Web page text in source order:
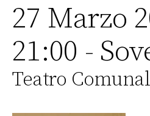
27 Marzo
21:00 -
Teatro